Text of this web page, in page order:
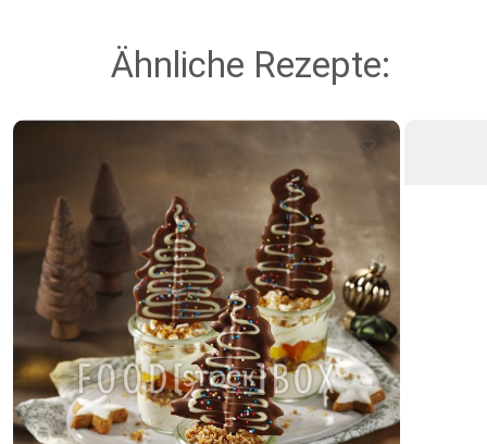
Ähnliche Rezepte: